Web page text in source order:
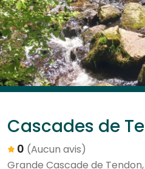
Cascades de
0 (Aucun avis)
Grande Cascade de